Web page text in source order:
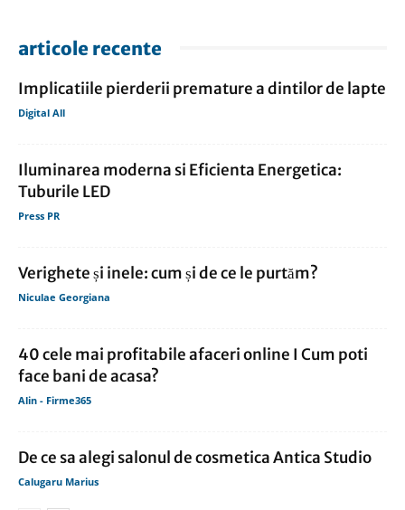
articole recente
Implicatiile pierderii premature a dintilor de lapte
Digital All
Iluminarea moderna si Eficienta Energetica:
Tuburile LED
Press PR
Verighete și inele: cum și de ce le purtăm?
Niculae Georgiana
40 cele mai profitabile afaceri online I Cum poti
face bani de acasa?
Alin - Firme365
De ce sa alegi salonul de cosmetica Antica Studio
Calugaru Marius